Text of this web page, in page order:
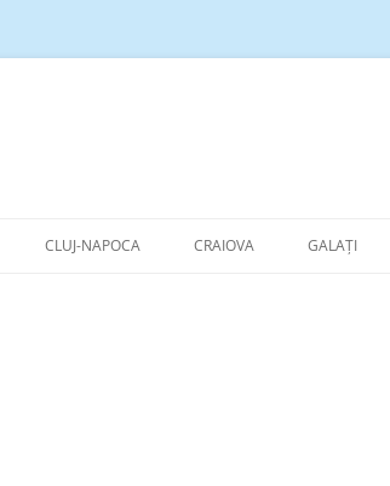
la
CLUJ-NAPOCA CRAIOVA GALAȚI